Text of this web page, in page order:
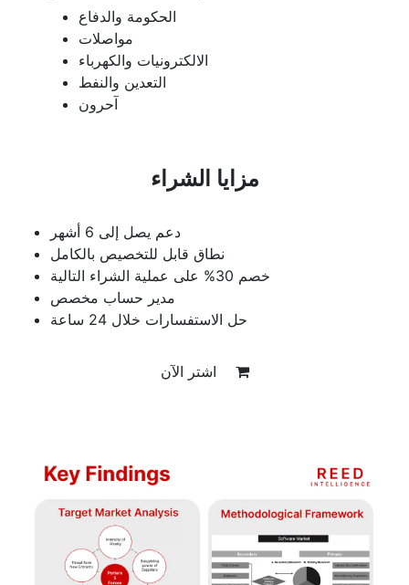
الحكومة والدفاع
مواصلات
الالكترونيات والكهرباء
التعدين والنفط
آحرون
مزايا الشراء
دعم يصل إلى 6 أشهر
نطاق قابل للتخصيص بالكامل
خصم 30% على عملية الشراء التالية
مدير حساب مخصص
حل الاستفسارات خلال 24 ساعة